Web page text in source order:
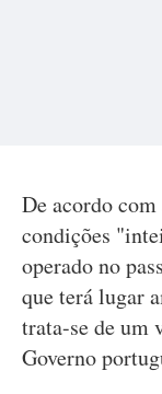
De acordo
condições
operado no
que terá lugar
trata-se de um
Governo